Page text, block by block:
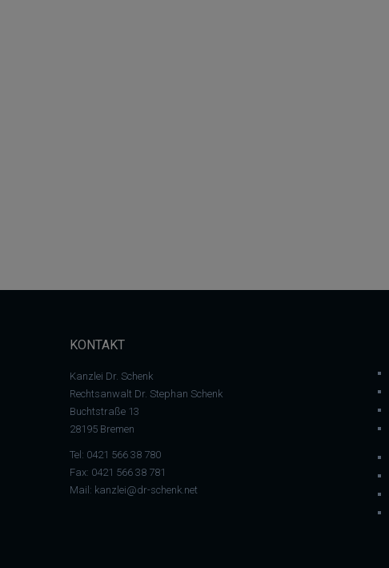
KONTAKT
Kanzlei Dr. Schenk
Rechtsanwalt Dr. Stephan Schenk
Buchtstraße 13
28195 Bremen
Tel: 0421 566 38 780
Fax: 0421 566 38 781
Mail: kanzlei@dr-schenk.net